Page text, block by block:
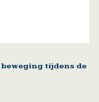
beweging tijdens de